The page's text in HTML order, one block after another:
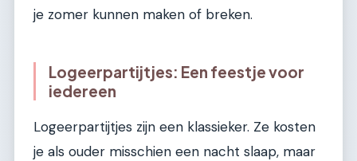
je zomer kunnen maken of breken.
Logeerpartijtjes: Een feestje voor
iedereen
Logeerpartijtjes zijn een klassieker. Ze kosten
je als ouder misschien een nacht slaap, maar